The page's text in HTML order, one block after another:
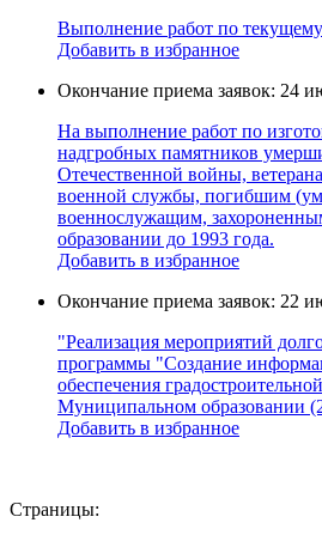
Выполнение работ по
Добавить в избранное
Окончание приема заявок: 24
На выполнение работ по
надгробных памятников
Отечественной войны,
военной службы, погибшим
военнослужащим,
образовании до 1993 года.
Добавить в избранное
Окончание приема заявок: 22
"Реализация мероприятий
программы "Создание
обеспечения
Муниципальном образовании
Добавить в избранное
Страницы: